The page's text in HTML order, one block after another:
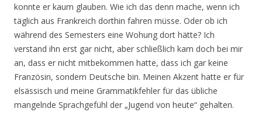
konnte er kaum glauben. Wie ich das denn mache, wenn ich
täglich aus Frankreich dorthin fahren müsse. Oder ob ich
während des Semesters eine Wohung dort hätte? Ich
verstand ihn erst gar nicht, aber schließlich kam doch bei mir
an, dass er nicht mitbekommen hatte, dass ich gar keine
Französin, sondern Deutsche bin. Meinen Akzent hatte er für
elsässisch und meine Grammatikfehler für das übliche
mangelnde Sprachgefühl der „Jugend von heute“ gehalten.